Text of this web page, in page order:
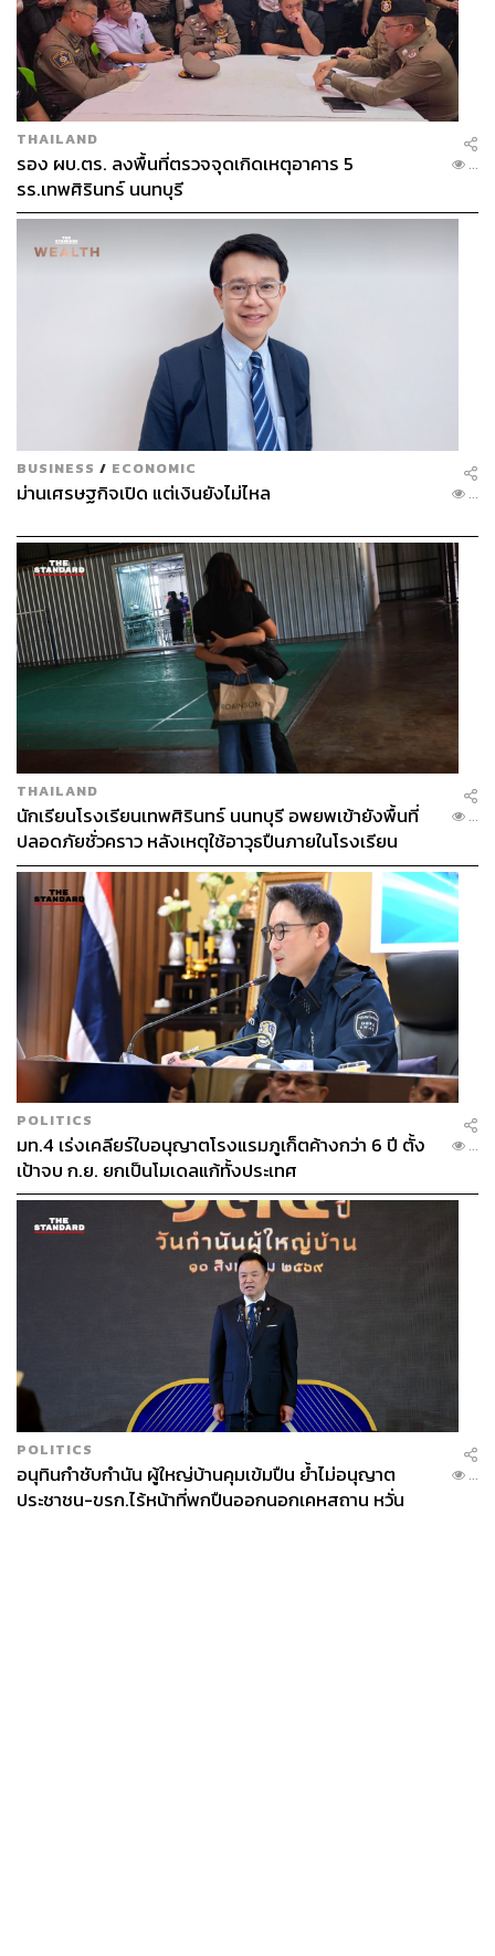
Open:ทุกวัน เวลา 10.00-22.00 น.
Address:Siam Discovery
Map:https://maps.app.goo.gl/KWmtNoLrsscZ2Pss9
อันที่จริง3.1 Phillip Lim และ Alexander Wang
นอกจากจะ
เป็นร้านที่คุณเอมมี่แวะบ่อยแล้ว ยังเป็นร้านที่ลูกค้าบัตร
เครดิตยูโอบีชื่นชอบอีกด้วย และมีโปรโมชัน จ่ายบัตรเครดิตยู
โอบี สามารถแลกรับเงินคืนสูงสุดถึง 23%
(30 ต.ค. 68 – 28
ก.พ. 69)
*เงื่อนไขเป็นไปตามที่ธนาคารกำหนด
บัตรเครดิต: ใช้เท่าที่จำเป็นและชำระคืนได้เต็มจำนวนตาม
กำหนด จะได้ไม่เสียดอกเบี้ย 16% ต่อปี
Scintilla Gioielli
ที่นี่คือร้านขายเครื่องประดับสุดประณีตและมีเอกลักษณ์จาก
ประเทศอิตาลี คุณเอมมี่บอกว่าเมื่อเราโตขึ้น เราจะหันมา
ใส่ใจในสินค้า Craftsmanship มากขึ้น ซึ่งร้านนี้ก็ตอบโจทย์
มากๆ เพราะสินค้าแต่ละชิ้นถูกสร้างขึ้นมาจากช่างฝีมือสุด
ประณีต อันที่จริงร้านนี้เป็นร้านที่ก่อตั้งมาอย่างยาวนานโดย
คุณเอมมี่รู้จักตั้งแต่รุ่นคุณแม่ และคุณเอมมี่ก็สังเกตว่าเครื่อง
ประดับจากแบรนด์นี้ไม่ได้เป็นเพียงเครื่องประดับของเจเนอเร
ชันเดียว แต่หลายๆ คนยังส่งต่อให้กับลูกหลานอีกด้วย
THAILAND
รอง ผบ.ตร. ลงพื้นที่ตรวจจุดเกิดเหตุอาคาร 5
รร.เทพศิรินทร์ นนทบุรี
...
BUSINESS / ECONOMIC
ม่านเศรษฐกิจเปิด แต่เงินยังไม่ไหล ...
THAILAND
นักเรียนโรงเรียนเทพศิรินทร์ นนทบุรี อพยพเข้ายังพื้นที่
ปลอดภัยชั่วคราว หลังเหตุใช้อาวุธปืนภายในโรงเรียน
คลี่คลาย
...
POLITICS
มท.4 เร่งเคลียร์ใบอนุญาตโรงแรมภูเก็ตค้างกว่า 6 ปี ตั้ง
เป้าจบ ก.ย. ยกเป็นโมเดลแก้ทั้งประเทศ
...
POLITICS
อนุทินกำชับกำนัน ผู้ใหญ่บ้านคุมเข้มปืน ย้ำไม่อนุญาต
ประชาชน-ขรก.ไร้หน้าที่พกปืนออกนอกเคหสถาน หวั่น
...